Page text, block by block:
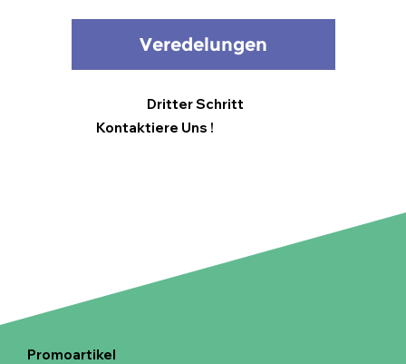
Dritter Schritt
Veredelungen
Kontaktiere Uns !
Promoartikel